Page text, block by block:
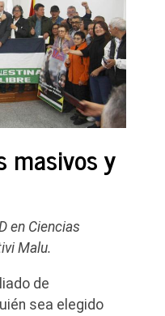
masivos y
en Ciencias
Malu.
de
sea elegido